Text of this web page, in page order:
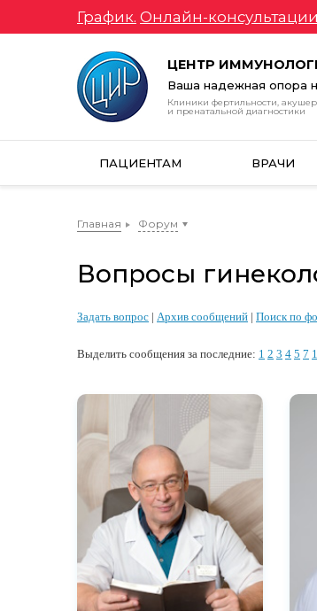
График. Онлайн-
ЦЕНТР
Ваша надежная опора
Клиники фертильности,
и пренатальной диагностики
ПАЦИЕНТАМ ВРАЧИ
Главная Форум
Вопросы
Задать вопрос | Архив сообщений | Поиск по
Выделить сообщения за последние: 1 2 3 4 5 7